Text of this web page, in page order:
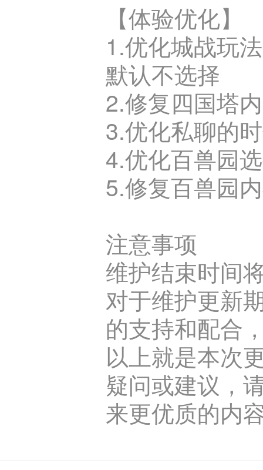
【体验优化】
1.优化城战玩
默认不选择
2.修复四国塔
3.优化私聊的
4.优化百兽园
5.修复百兽园
注意事项
维护结束时间
对于维护更新
的支持和配合
以上就是本次
疑问或建议，
来更优质的内